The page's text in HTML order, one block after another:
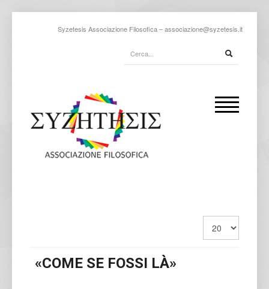
Syzetesis Associazione Filosofica –associazione@syzetesis.it
«COME SE FOSSI LÀ»